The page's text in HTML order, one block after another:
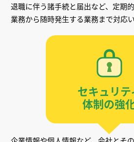
退職に伴う諸手続と届出など、定期
業務から随時発生する業務まで対応い
セキュリテ
体制の強